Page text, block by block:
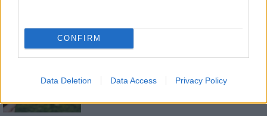
CONFIRM
Data Deletion Data Access Privacy Policy
LEGNÉZETTEBB
A hőségben is védik a növényzetet